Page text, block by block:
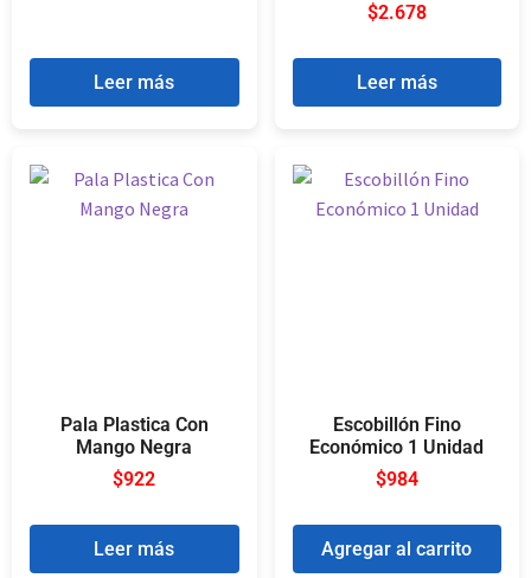
Leer más
$2.678
Leer más
Pala Plastica Con
Mango Negra
$922
Leer más
Escobillón Fino
Económico 1 Unidad
$984
Agregar al carrito